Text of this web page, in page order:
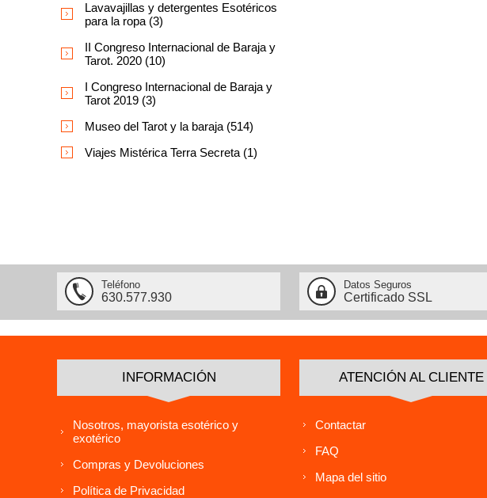
Lavavajillas y detergentes Esotéricos
para la ropa (3)
II Congreso Internacional de Baraja y
Tarot. 2020 (10)
I Congreso Internacional de Baraja y
Tarot 2019 (3)
Museo del Tarot y la baraja (514)
Viajes Mistérica Terra Secreta (1)
Teléfono
630.577.930
Datos Seguros
Certificado SSL
INFORMACIÓN
Nosotros, mayorista esotérico y
exotérico
Compras y Devoluciones
Política de Privacidad
ATENCIÓN AL CLIENTE
Contactar
FAQ
Mapa del sitio